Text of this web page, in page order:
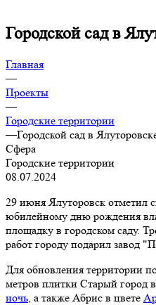
Городской сад в
Главная
—
Проекты
—
Городские территории
—Городской сад в
Сфера
Городские территории
08.07.2024
29 июня Ялуторовск отметил
юбилейному дню рождения
площадку в городском саду.
работ городу подарил завод
Для обновления территории
метров плитки Старый город
ночь , а также Абрис в цвете